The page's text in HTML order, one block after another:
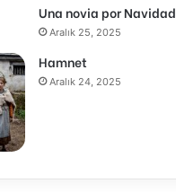
Una novia por Navidad
Aralık 25, 2025
Hamnet
Aralık 24, 2025